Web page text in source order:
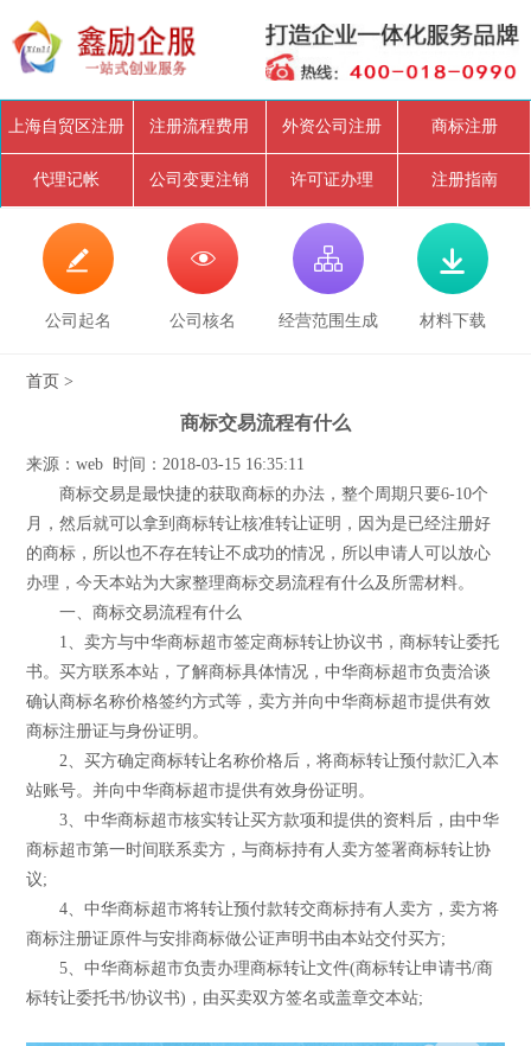
上海自贸区注册 注册流程费用 外资公司注册 商标注册
代理记帐 公司变更注销 许可证办理 注册指南

公司起名

公司核名

经营范围生成

材料下载
首页 >
商标交易流程有什么
来源：web 时间：2018-03-15 16:35:11
商标交易是最快捷的获取商标的办法，整个周期只要6-10个
月，然后就可以拿到商标转让核准转让证明，因为是已经注册好
的商标，所以也不存在转让不成功的情况，所以申请人可以放心
办理，今天本站为大家整理商标交易流程有什么及所需材料。
一、商标交易流程有什么
1、卖方与中华商标超市签定商标转让协议书，商标转让委托
书。买方联系本站，了解商标具体情况，中华商标超市负责洽谈
确认商标名称价格签约方式等，卖方并向中华商标超市提供有效
商标注册证与身份证明。
2、买方确定商标转让名称价格后，将商标转让预付款汇入本
站账号。并向中华商标超市提供有效身份证明。
3、中华商标超市核实转让买方款项和提供的资料后，由中华
商标超市第一时间联系卖方，与商标持有人卖方签署商标转让协
议;
4、中华商标超市将转让预付款转交商标持有人卖方，卖方将
商标注册证原件与安排商标做公证声明书由本站交付买方;
5、中华商标超市负责办理商标转让文件(商标转让申请书/商
标转让委托书/协议书)，由买卖双方签名或盖章交本站;